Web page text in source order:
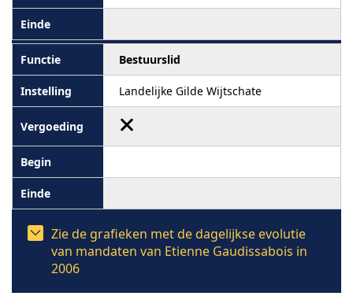
Bestuurslid
Landelijke Gilde Wijtschate
Zie de grafieken met de dagelijkse evolutie
van mandaten van Etienne Gaudissabois in
2006